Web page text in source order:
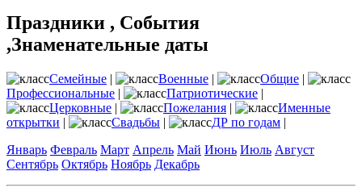
Праздники , События
,Знаменательные даты
Семейные | Военные | Общие |
Профессиональные | Патриотические |
Церковные | Пожелания |
Именные
открытки | Свадьбы | ДР по годам |
Январь Февраль Март Апрель Май Июнь Июль Август
Сентябрь Октябрь Ноябрь Декабрь